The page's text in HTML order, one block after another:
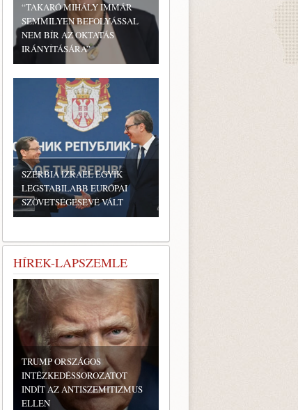
“TAKARÓ MIHÁLY IMMÁR
SEMMILYEN BEFOLYÁSSAL
NEM BÍR AZ OKTATÁS
IRÁNYÍTÁSÁRA”
SZERBIA IZRAEL EGYIK
LEGSTABILABB EURÓPAI
SZÖVETSÉGESÉVÉ VÁLT
HÍREK-LAPSZEMLE
TRUMP ORSZÁGOS
INTÉZKEDÉSSOROZATOT
INDÍT AZ ANTISZEMITIZMUS
ELLEN